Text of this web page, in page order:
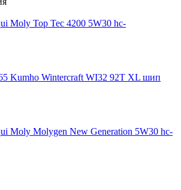
Moly Top Tec 4200 5W30 hc-
Kumho Wintercraft WI32 92T XL шип
Moly Molygen New Generation 5W30 hc-